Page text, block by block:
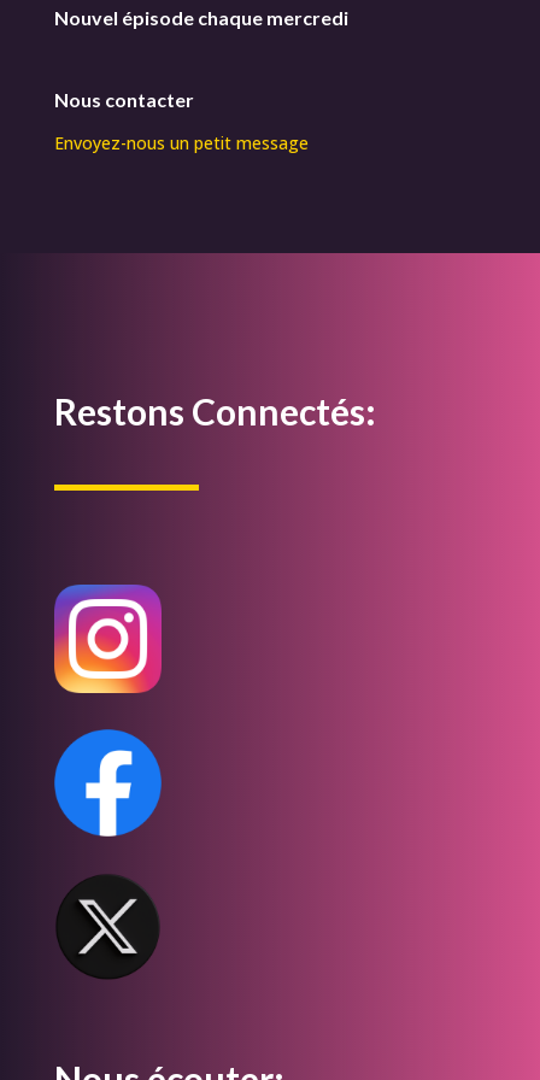
Nouvel épisode chaque mercredi
Nous contacter
Envoyez-nous un petit message
Restons Connectés: